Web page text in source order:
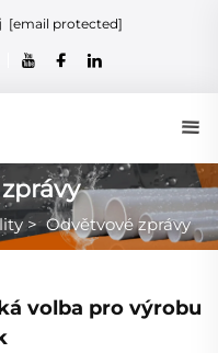
[email protected]
>Odvětvové zprávy
volba pro výrobu